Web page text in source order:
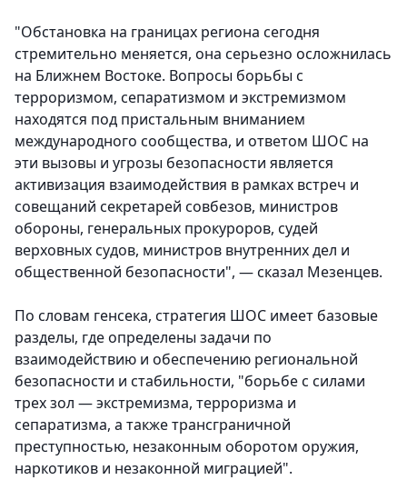
"Обстановка на границах региона сегодня
стремительно меняется, она серьезно осложнилась
на Ближнем Востоке. Вопросы борьбы с
терроризмом, сепаратизмом и экстремизмом
находятся под пристальным вниманием
международного сообщества, и ответом ШОС на
эти вызовы и угрозы безопасности является
активизация взаимодействия в рамках встреч и
совещаний секретарей совбезов, министров
обороны, генеральных прокуроров, судей
верховных судов, министров внутренних дел и
общественной безопасности", — сказал Мезенцев.
По словам генсека, стратегия ШОС имеет базовые
разделы, где определены задачи по
взаимодействию и обеспечению региональной
безопасности и стабильности, "борьбе с силами
трех зол — экстремизма, терроризма и
сепаратизма, а также трансграничной
преступностью, незаконным оборотом оружия,
наркотиков и незаконной миграцией".